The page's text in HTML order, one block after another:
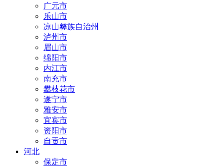
广元市
乐山市
凉山彝族自治州
泸州市
眉山市
绵阳市
内江市
南充市
攀枝花市
遂宁市
雅安市
宜宾市
资阳市
自贡市
河北
保定市